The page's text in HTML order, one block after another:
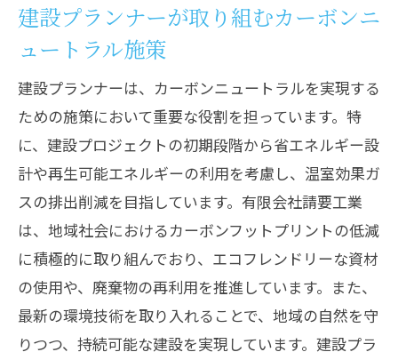
建設プランナーが取り組むカーボンニ
ュートラル施策
建設プランナーは、カーボンニュートラルを実現する
ための施策において重要な役割を担っています。特
に、建設プロジェクトの初期段階から省エネルギー設
計や再生可能エネルギーの利用を考慮し、温室効果ガ
スの排出削減を目指しています。有限会社請要工業
は、地域社会におけるカーボンフットプリントの低減
に積極的に取り組んでおり、エコフレンドリーな資材
の使用や、廃棄物の再利用を推進しています。また、
最新の環境技術を取り入れることで、地域の自然を守
りつつ、持続可能な建設を実現しています。建設プラ